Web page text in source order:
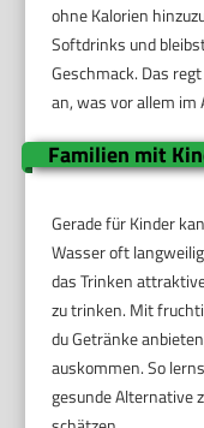
ohne Kalorien
Softdrinks und
Geschmack. Das
an, was vor allem im
Familien mit
Gerade für Kinder
Wasser oft
das Trinken
zu trinken. Mit
du Getränke
auskommen. So
gesunde Alternative